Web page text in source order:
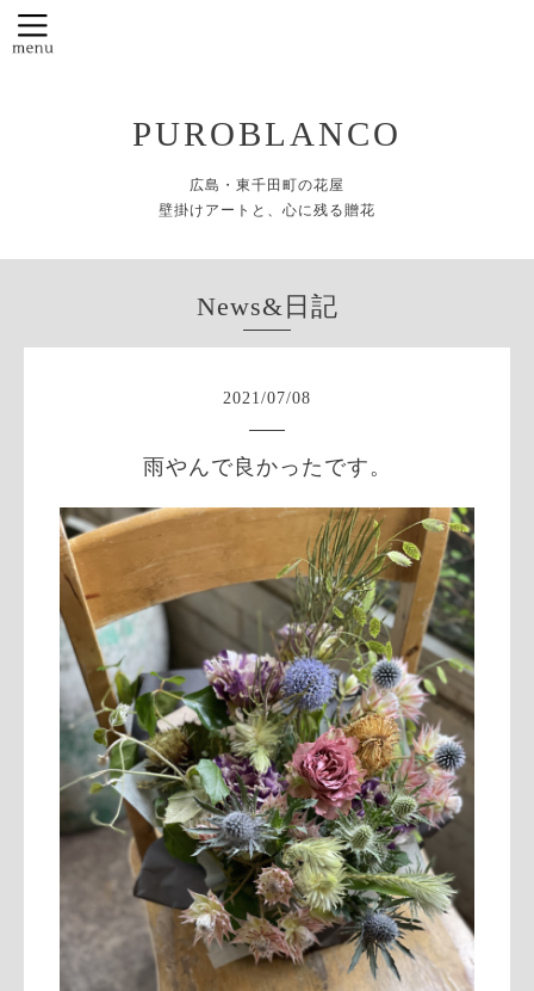
PUROBLANCO
広島・東千田町の花屋
壁掛けアートと、心に残る贈花
News&日記
2021 /07/08
雨やんで良かったです。